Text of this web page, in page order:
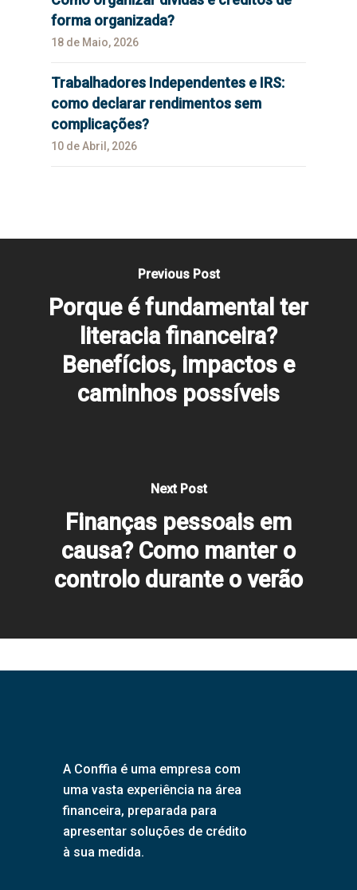
forma organizada?
18 de Maio, 2026
Trabalhadores Independentes e IRS:
como declarar rendimentos sem
complicações?
10 de Abril, 2026
Previous Post
Porque é fundamental ter
literacia financeira?
Benefícios, impactos e
caminhos possíveis
Next Post
Finanças pessoais em
causa? Como manter o
controlo durante o verão
A Conffia é uma empresa com
uma vasta experiência na área
financeira, preparada para
apresentar soluções de crédito
à sua medida.